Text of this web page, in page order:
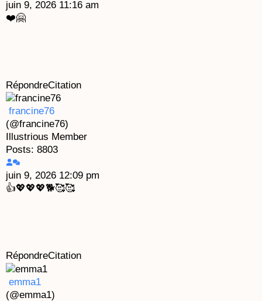
juin 9, 2026 11:16 am
❤️🤗
RépondreCitation
francine76
(@francine76)
Illustrious Member
Posts: 8803
juin 9, 2026 12:09 pm
👍💖💖💖🐕🥰🥰
RépondreCitation
emma1
(@emma1)